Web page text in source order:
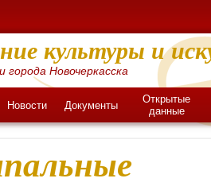
культуры и
Новочеркасска
Новости Документы
Открытые
данные